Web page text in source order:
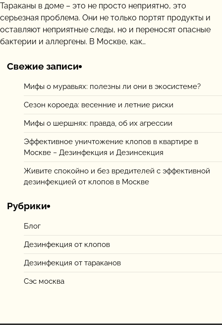
Тараканы в доме – это не просто неприятно, это
серьезная проблема. Они не только портят продукты и
оставляют неприятные следы, но и переносят опасные
бактерии и аллергены. В Москве, как…
Свежие записи
Мифы о муравьях: полезны ли они в экосистеме?
Сезон короеда: весенние и летние риски
Мифы о шершнях: правда, об их агрессии
Эффективное уничтожение клопов в квартире в
Москве − Дезинфекция и Дезинсекция
Живите спокойно и без вредителей с эффективной
дезинфекцией от клопов в Москве
Рубрики
Блог
Дезинфекция от клопов
Дезинфекция от тараканов
Сэс москва